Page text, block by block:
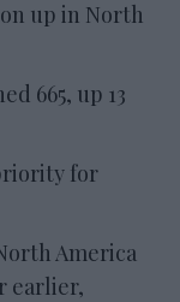
up in North
665, up 13
for
America
earlier,